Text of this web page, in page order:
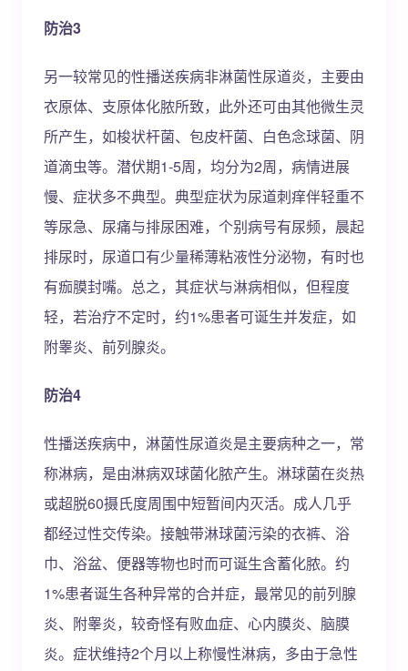
防治3
另一较常见的性播送疾病非淋菌性尿道炎，主要由
衣原体、支原体化脓所致，此外还可由其他微生灵
所产生，如梭状杆菌、包皮杆菌、白色念球菌、阴
道滴虫等。潜伏期1-5周，均分为2周，病情进展
慢、症状多不典型。典型症状为尿道刺痒伴轻重不
等尿急、尿痛与排尿困难，个别病号有尿频，晨起
排尿时，尿道口有少量稀薄粘液性分泌物，有时也
有痂膜封嘴。总之，其症状与淋病相似，但程度
轻，若治疗不定时，约1%患者可诞生并发症，如
附睾炎、前列腺炎。
防治4
性播送疾病中，淋菌性尿道炎是主要病种之一，常
称淋病，是由淋病双球菌化脓产生。淋球菌在炎热
或超脱60摄氏度周围中短暂间内灭活。成人几乎
都经过性交传染。接触带淋球菌污染的衣裤、浴
巾、浴盆、便器等物也时而可诞生含蓄化脓。约
1%患者诞生各种异常的合并症，最常见的前列腺
炎、附睾炎，较奇怪有败血症、心内膜炎、脑膜
炎。症状维持2个月以上称慢性淋病，多由于急性